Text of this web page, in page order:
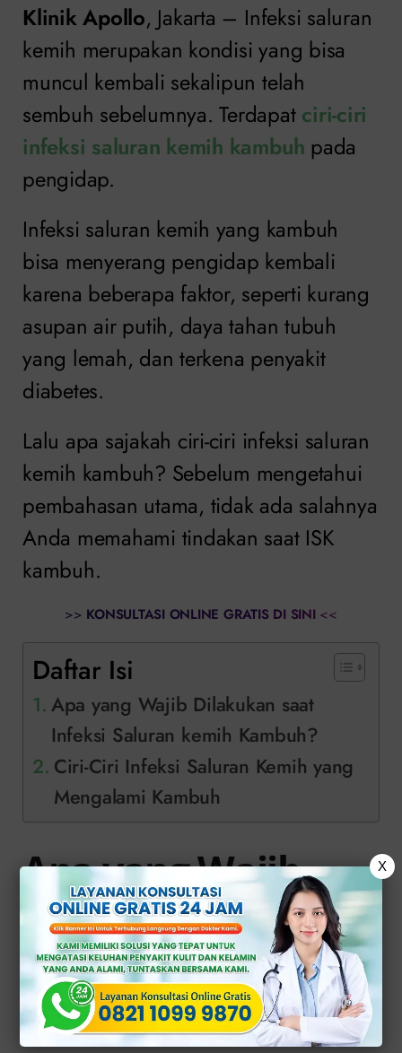
Klinik Apollo, Jakarta – Infeksi saluran
kemih merupakan kondisi yang bisa
muncul kembali sekalipun telah
sembuh sebelumnya. Terdapat ciri-ciri
infeksi saluran kemih kambuh pada
pengidap.
Infeksi saluran kemih yang kambuh
bisa menyerang pengidap kembali
karena beberapa faktor, seperti kurang
asupan air putih, daya tahan tubuh
yang lemah, dan terkena penyakit
diabetes.
Lalu apa sajakah ciri-ciri infeksi saluran
kemih kambuh? Sebelum mengetahui
pembahasan utama, tidak ada salahnya
Anda memahami tindakan saat ISK
kambuh.
>> KONSULTASI ONLINE GRATIS DI SINI <<
Daftar Isi
Apa yang Wajib Dilakukan saat
Infeksi Saluran kemih Kambuh?
Ciri-Ciri Infeksi Saluran Kemih yang
Mengalami Kambuh
Apa yang Wajib
Dilakukan saat
Infeksi Saluran
kemih Kambuh?
X